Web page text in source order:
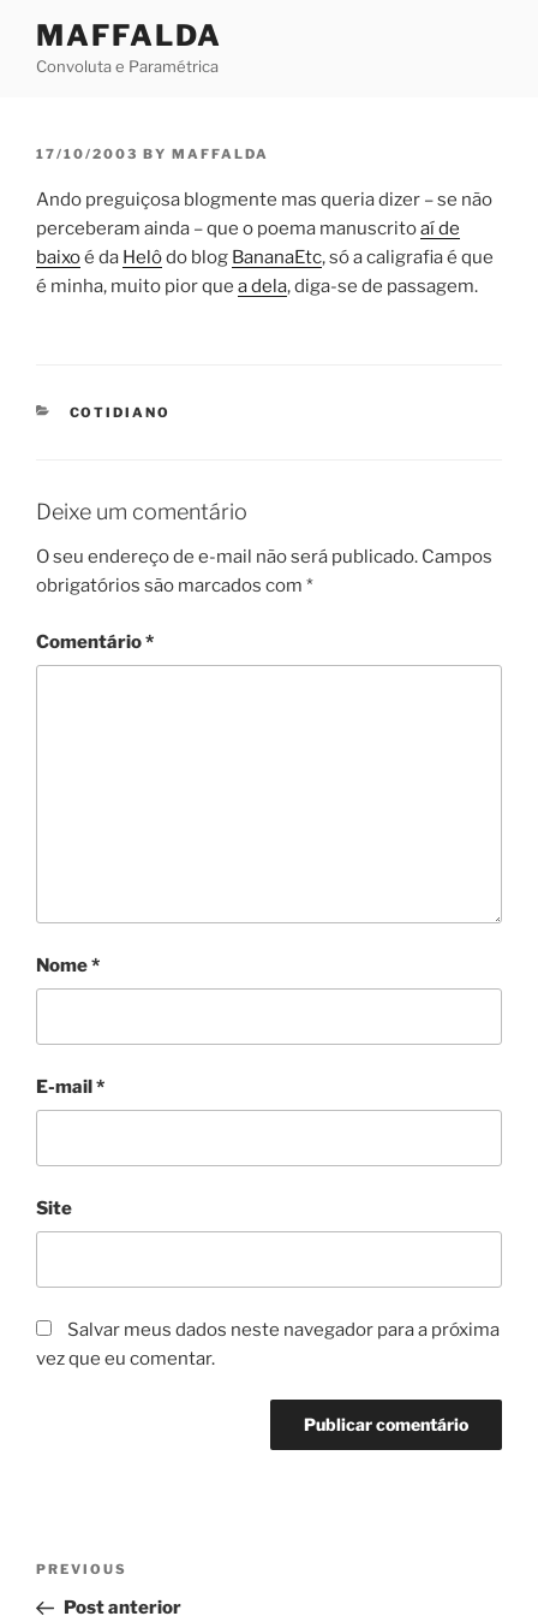
content
MAFFALDA
Convoluta e Paramétrica
POSTED
17/10/2003 BY MAFFALDA
Ando preguiçosa blogmente mas queria dizer – se não
perceberam ainda – que o poema manuscritoaí de
baixoé da Helôdo blog BananaEtc, só a caligrafia é que
é minha, muito pior que a dela, diga-se de passagem.
CATEGORIES
COTIDIANO
Deixe um comentário
O seu endereço de e-mail não será publicado. Campos
obrigatórios são marcados com *
Comentário*
Nome*
E-mail*
Site
Salvar meus dados neste navegador para a próxima
vez que eu comentar.
Navegação
Previous
Post
PREVIOUS
Post anterior